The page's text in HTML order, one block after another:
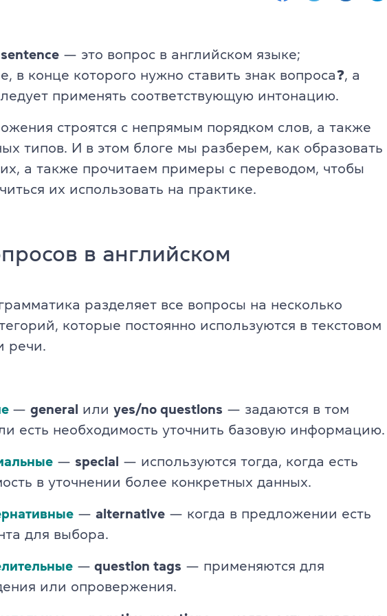
32
& Teens
программа
University
(для детей)
(для взрослых)
Подготовка к экзаменам FCE, CAE, CPE
Изучение уровня + экзамены Cambridge English
Подготовка к НМТ
Летний экспресс-курс
Все курсы для детей
Английский для детей 11-12 лет
Все модули DELTA
DELTA Module 2
DELTA Module 3
TKT Module 1
— это вопрос в английском языке;
в конце которого нужно ставить знак вопроса❓, а
применять соответствующую интонацию.
строятся с непрямым порядком слов, а также
типов. И в этом блоге мы разберем, как образовать
а также прочитаем примеры с переводом, чтобы
их использовать на практике.
в английском
разделяет все вопросы на несколько
которые постоянно используются в текстовом
речи.
— general или yes/no questions — задаются в том
есть необходимость уточнить базовую информацию.
— special
— используются тогда, когда есть
в уточнении более конкретных данных.
— alternative — когда в предложении есть
для выбора.
— question tags — применяются для
или опровержения.